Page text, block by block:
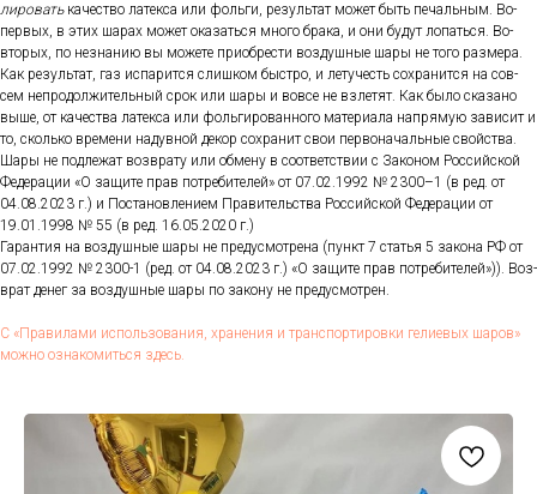
лиро­ватька­чес­тво ла­тек­са или фоль­ги, ре­зуль­тат мо­жет быть пе­чаль­ным. Во-
пер­вых, в этих ша­рах мо­жет ока­зать­ся мно­го бра­ка, и они бу­дут ло­пать­ся. Во-
вто­рых, по нез­на­нию вы мо­жете при­об­рести воз­душные ша­ры не то­го раз­ме­ра.
Как ре­зуль­тат, газ ис­па­рит­ся слиш­ком быс­тро, и ле­тучесть сох­ра­нит­ся на сов­
сем неп­ро­дол­жи­тель­ный срок или ша­ры и вов­се не взле­тят. Как бы­ло ска­зано
вы­ше, от ка­чес­тва ла­тек­са или фоль­ги­рован­но­го ма­тери­ала нап­ря­мую за­висит и
то, сколь­ко вре­мени на­дув­ной де­кор сох­ра­нит свои пер­во­началь­ные свой­ства.
Ша­ры не под­ле­жат воз­вра­ту или об­ме­ну в со­от­ветс­твии с За­коном Рос­сий­ской
Фе­дера­ции «О за­щите прав пот­ре­бите­лей» от 07.02.1992 № 2300–1 (в ред. от
04.08.2023 г.) и Пос­та­нов­ле­ни­ем Пра­витель­ства Рос­сий­ской Фе­дера­ции от
19.01.1998 № 55 (в ред. 16.05.2020 г.)
Га­ран­тия на воз­душные ша­ры не пре­дус­мотре­на (пункт 7 статья 5 за­кона РФ от
07.02.1992 № 2300-1 (ред. от 04.08.2023 г.) «О за­щите прав пот­ре­бите­лей»)). Воз­
врат де­нег за воз­душные ша­ры по за­кону не пре­дус­мотрен.
С «Пра­вила­ми ис­поль­зо­вания, хра­нения и тран­спор­ти­ров­ки ге­ли­евых ша­ров»
мож­но оз­на­комить­ся здесь.